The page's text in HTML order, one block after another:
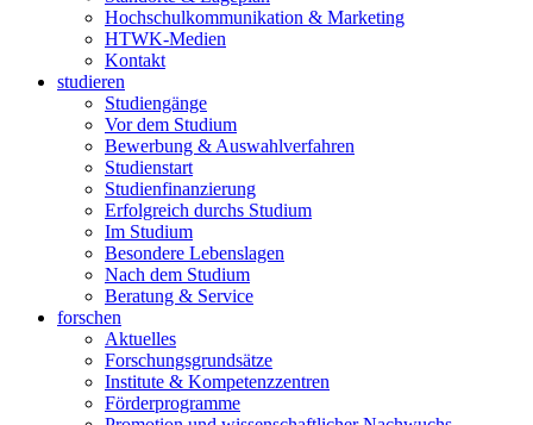
Hochschulkommunikation & Marketing
HTWK-Medien
Kontakt
studieren
Studiengänge
Vor dem Studium
Bewerbung & Auswahlverfahren
Studienstart
Studienfinanzierung
Erfolgreich durchs Studium
Im Studium
Besondere Lebenslagen
Nach dem Studium
Beratung & Service
forschen
Aktuelles
Forschungsgrundsätze
Institute & Kompetenzzentren
Förderprogramme